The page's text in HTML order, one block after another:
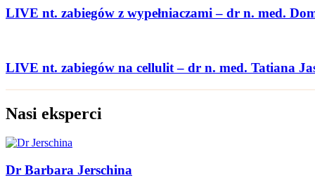
LIVE nt. zabiegów z wypełniaczami – dr n. med.
LIVE nt. zabiegów na cellulit – dr n. med. Tatiana
Nasi eksperci
Dr Barbara Jerschina